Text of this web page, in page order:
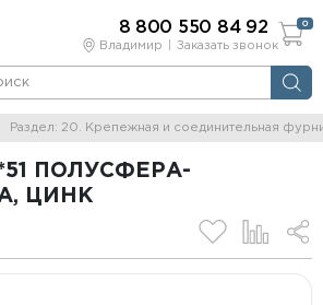
Владимир Заказать звонок
8 800 550 84 92 0
Раздел: 20. Крепежная и соединительная
ПОЛУСФЕРА-
ЦИНК